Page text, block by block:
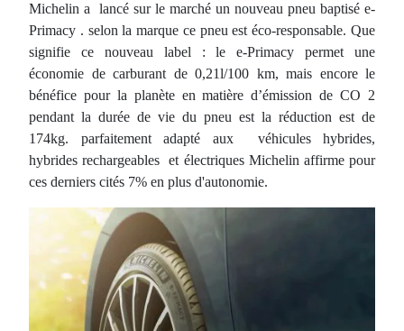
Michelin a lancé sur le marché un nouveau pneu baptisé e-
Primacy . selon la marque ce pneu est éco-responsable. Que
signifie ce nouveau label : le e-Primacy permet une
économie de carburant de 0,21l/100 km, mais encore le
bénéfice pour la planète en matière d’émission de CO 2
pendant la durée de vie du pneu est la réduction est de
174kg. parfaitement adapté aux véhicules hybrides,
hybrides rechargeables et électriques Michelin affirme pour
ces derniers cités 7% en plus d'autonomie.